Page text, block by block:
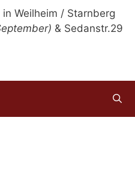
Weilheim / Starnberg
& Sedanstr.29